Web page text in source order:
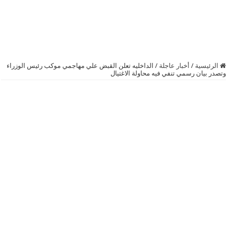
الرئيسية / أخبار عاجلة / الداخليه تعلن القبض علي مهاجمي موكب رئيس الوزراء
وتصدر بيان رسمي تنفي فيه محاولة الاغتيال